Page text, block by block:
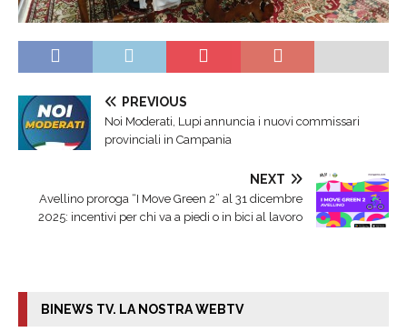
PREVIOUS
Noi Moderati, Lupi annuncia i nuovi commissari
provinciali in Campania
NEXT
Avellino proroga “I Move Green 2” al 31 dicembre
2025: incentivi per chi va a piedi o in bici al lavoro
BINEWS TV. LA NOSTRA WEBTV